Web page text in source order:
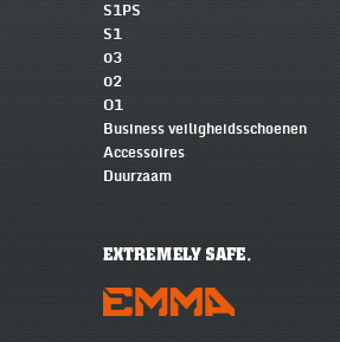
S1PS
S1
03
02
O1
Business veiligheidsschoenen
Accessoires
Duurzaam